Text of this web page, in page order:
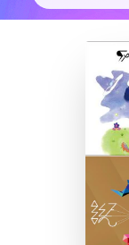
初回30日間無